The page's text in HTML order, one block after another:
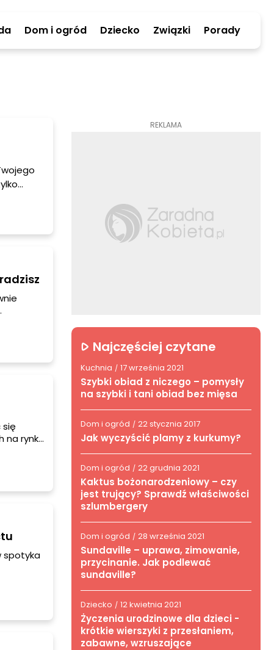
Dom i ogród Dziecko Związki Porady
na rynku
spotyka
REKLAMA
Najczęściej czytane
Kuchnia / 17 września 2021
Szybki obiad z niczego – pomysły
na szybki i tani obiad bez mięsa
Dom i ogród / 22 stycznia 2017
Jak wyczyścić plamy z kurkumy?
Dom i ogród / 22 grudnia 2021
Kaktus bożonarodzeniowy – czy
jest trujący? Sprawdź właściwości
szlumbergery
Dom i ogród / 28 września 2021
Sundaville – uprawa, zimowanie,
przycinanie. Jak podlewać
sundaville?
Dziecko / 12 kwietnia 2021
Życzenia urodzinowe dla dzieci -
krótkie wierszyki z przesłaniem,
zabawne, wzruszające